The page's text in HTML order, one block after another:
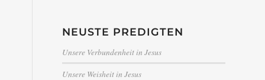
NEUSTE PREDIGTEN
Unsere Verbundenheit in Jesus
Unsere Weisheit in Jesus